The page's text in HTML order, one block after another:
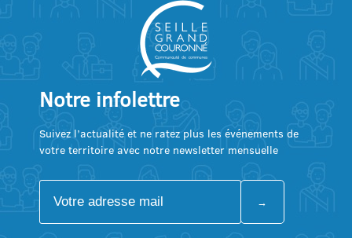
Notre infolettre
Suivez l’actualité et ne ratez plus les événements de
votre territoire avec notre newsletter mensuelle